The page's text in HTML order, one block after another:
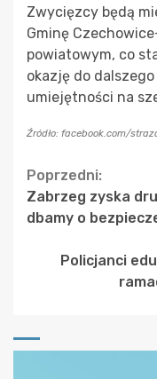
Zwycięzcy będą
Gminę
powiatowym, co
okazję do
umiejętności na
Źródło: facebook.com/
Continue
Reading
Poprzedni:
Zabrzeg zyska
dbamy o
Policjanci